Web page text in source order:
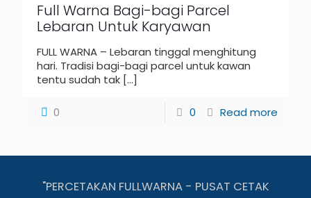
Full Warna Bagi-bagi Parcel
Lebaran Untuk Karyawan
FULL WARNA – Lebaran tinggal menghitung
hari. Tradisi bagi-bagi parcel untuk kawan
tentu sudah tak […]
0 0 Read more
"PERCETAKAN FULLWARNA - PUSAT CETAK